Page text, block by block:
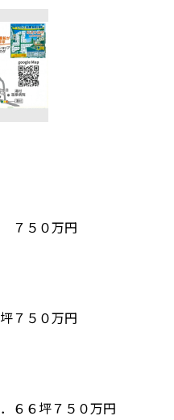
７５０万円
７５０万円
６坪７５０万円